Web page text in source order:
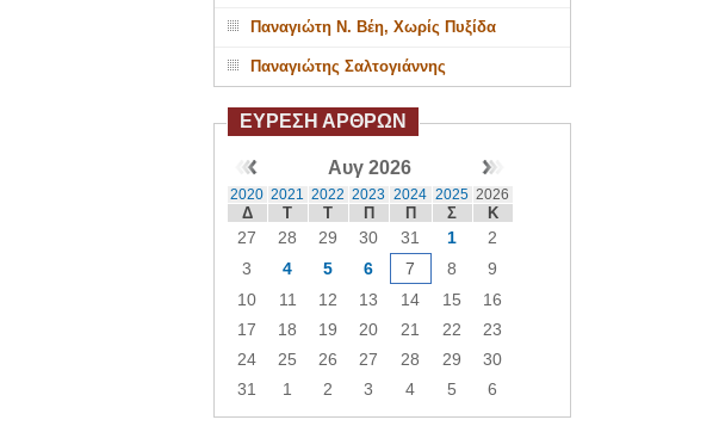
Παναγιώτη Ν. Βέη, Χωρίς Πυξίδα
Παναγιώτης Σαλτογιάννης
ΕΥΡΕΣΗ ΑΡΘΡΩΝ
Αυγ 2026
2020 2021 2022 2023 2024 2025 2026
Δ Τ Τ Π Π Σ Κ
27 28 29 30 31 1
2
3
4 5 6 7 8
9
10
11 12 13 14 15
16
17
18 19 20 21 22
23
24
25 26 27 28 29
30
31
1 2 3 4 5 6